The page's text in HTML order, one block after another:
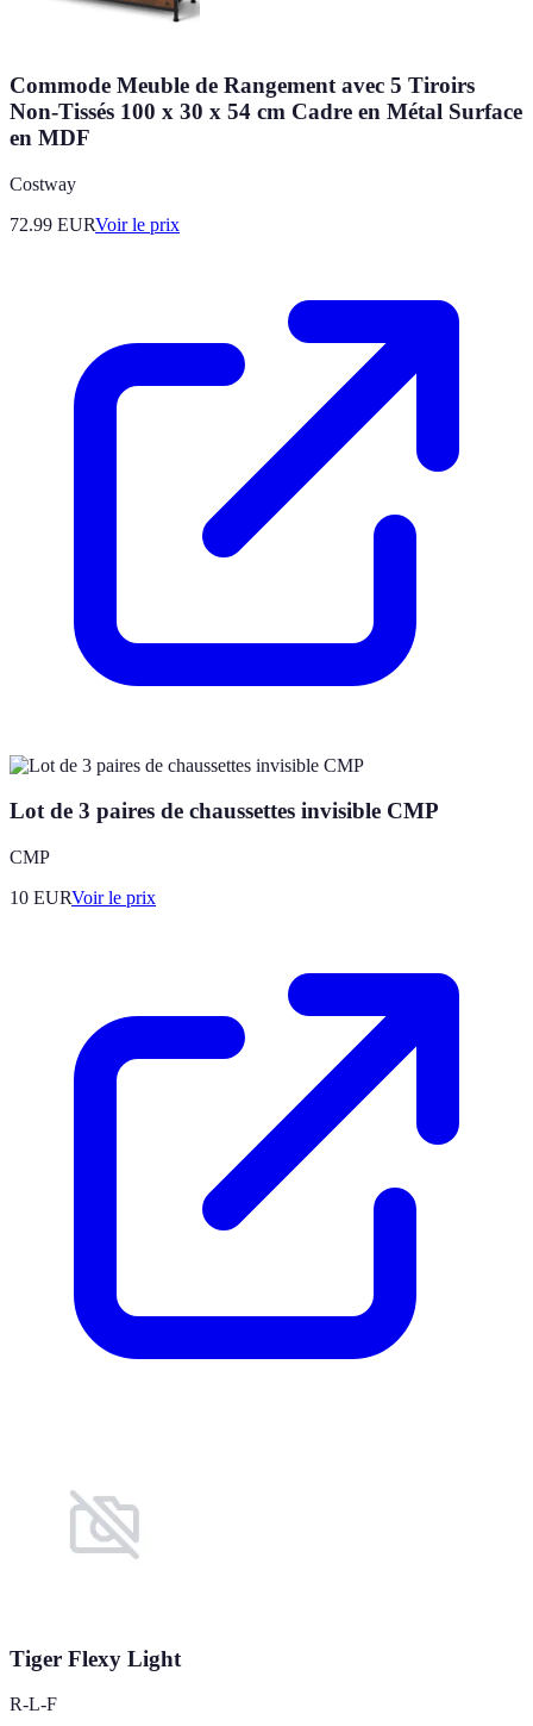
Commode Meuble de Rangement avec 5 Tiroirs
Non-Tissés 100 x 30 x 54 cm Cadre en Métal Surface
en MDF
Costway
72.99 EURVoir le prix
Lot de 3 paires de chaussettes invisible CMP
CMP
10 EURVoir le prix
Tiger Flexy Light
R-L-F